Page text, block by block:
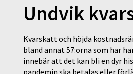
Undvik
Kvarskatt och höjda
bland annat 57:orna som har
innebär att det kan bli en dyr
pandemin ska betalas eller